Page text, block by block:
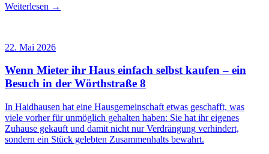
Weiterlesen →
22. Mai 2026
Wenn Mieter ihr Haus einfach selbst kaufen – ein
Besuch in der Wörthstraße 8
In Haidhausen hat eine Hausgemeinschaft etwas geschafft, was
viele vorher für unmöglich gehalten haben: Sie hat ihr eigenes
Zuhause gekauft und damit nicht nur Verdrängung verhindert,
sondern ein Stück gelebten Zusammenhalts bewahrt.